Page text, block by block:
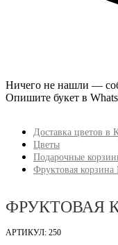
Ничего не нашли —
Опишите букет в
Доставка цветов в
Цветы
Подарочные
Фруктовая
ФРУКТОВАЯ
АРТИКУЛ: 250